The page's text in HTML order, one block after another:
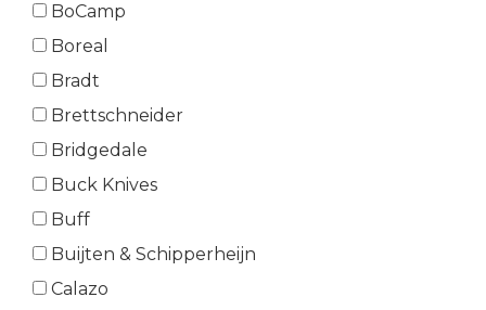
BoCamp
Boreal
Bradt
Brettschneider
Bridgedale
Buck Knives
Buff
Buijten & Schipperheijn
Calazo